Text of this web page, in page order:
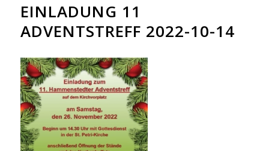
EINLADUNG 11
ADVENTSTREFF 2022-10-14